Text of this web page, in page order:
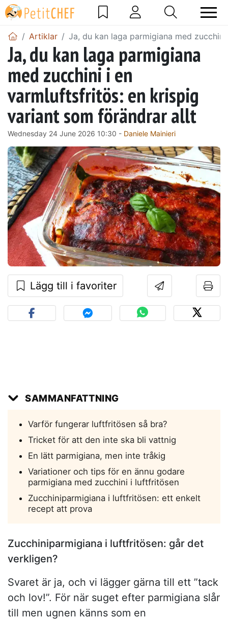
Artiklar Ja, du kan laga parmigiana med
Ja, du kan laga parmigiana
med zucchini i en
varmluftsfritös: en krispig
variant som förändrar allt
Wednesday 24 June 2026 10:30 - Daniele Mainieri
Lägg till i favoriter
SAMMANFATTNING
Varför fungerar luftfritösen så bra?
Tricket för att den inte ska bli vattnig
En lätt parmigiana, men inte tråkig
Variationer och tips för en ännu godare
parmigiana med zucchini i luftfritösen
Zucchiniparmigiana i luftfritösen: ett enkelt
recept att prova
Zucchiniparmigiana i luftfritösen: går det
verkligen?
Svaret är ja, och vi lägger gärna till ett ”tack
och lov!”. För när suget efter parmigiana slår
till men ugnen känns som en